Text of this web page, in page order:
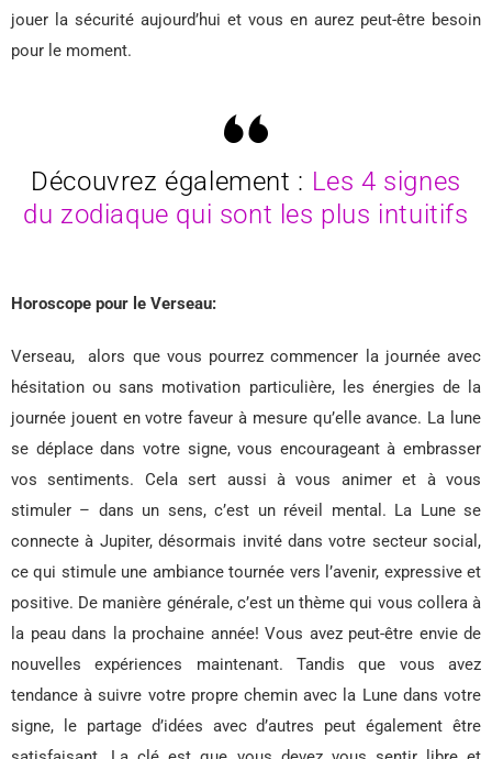
jouer la sécurité aujourd’hui et vous en aurez peut-être besoin
pour le moment.
Découvrez également : Les 4 signes
du zodiaque qui sont les plus intuitifs
Horoscope pour le Verseau:
Verseau, alors que vous pourrez commencer la journée avec
hésitation ou sans motivation particulière, les énergies de la
journée jouent en votre faveur à mesure qu’elle avance. La lune
se déplace dans votre signe, vous encourageant à embrasser
vos sentiments. Cela sert aussi à vous animer et à vous
stimuler – dans un sens, c’est un réveil mental. La Lune se
connecte à Jupiter, désormais invité dans votre secteur social,
ce qui stimule une ambiance tournée vers l’avenir, expressive et
positive. De manière générale, c’est un thème qui vous collera à
la peau dans la prochaine année! Vous avez peut-être envie de
nouvelles expériences maintenant. Tandis que vous avez
tendance à suivre votre propre chemin avec la Lune dans votre
signe, le partage d’idées avec d’autres peut également être